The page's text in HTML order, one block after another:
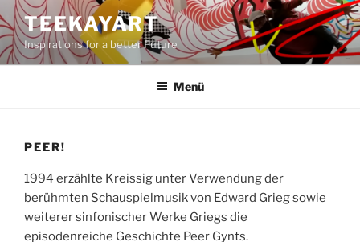
Zum
Inhalt
springen
TEEKAYART
Inspirations for a better Future
Menü
PEER!
1994 erzählte Kreissig unter Verwendung der
berühmten Schauspielmusik von Edward Grieg sowie
weiterer sinfonischer Werke Griegs die
episodenreiche Geschichte Peer Gynts.